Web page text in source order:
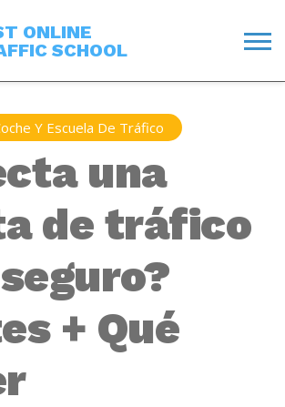
ONLINE
SCHOOL
Y Escuela De Tráfico
una
de tráfico
+ Qué